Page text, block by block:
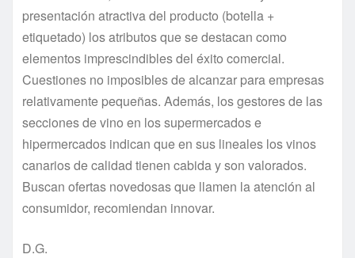
presentación atractiva del producto (botella +
etiquetado) los atributos que se destacan como
elementos imprescindibles del éxito comercial.
Cuestiones no imposibles de alcanzar para empresas
relativamente pequeñas. Además, los gestores de las
secciones de vino en los supermercados e
hipermercados indican que en sus lineales los vinos
canarios de calidad tienen cabida y son valorados.
Buscan ofertas novedosas que llamen la atención al
consumidor, recomiendan innovar.
D.G.